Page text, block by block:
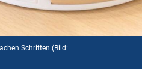
Schritten (Bild: